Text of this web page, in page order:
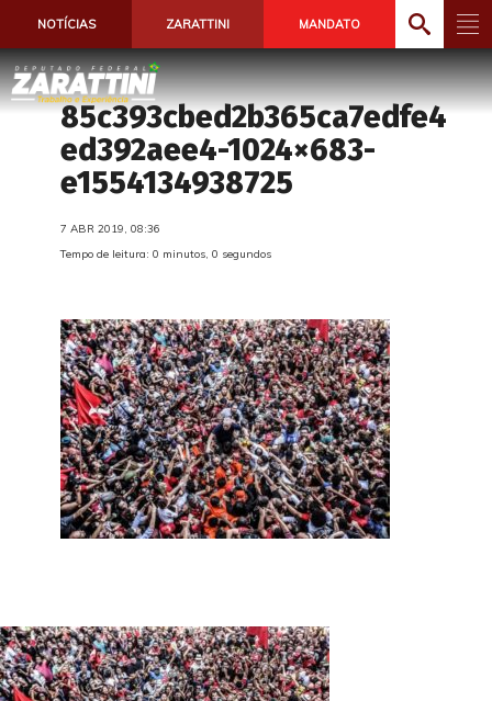
NOTÍCIAS ZARATTINI MANDATO
85c393cbed2b365ca7edfe4
ed392aee4-1024×683-
e1554134938725
7 ABR 2019, 08:36
Tempo de leitura: 0 minutos, 0 segundos